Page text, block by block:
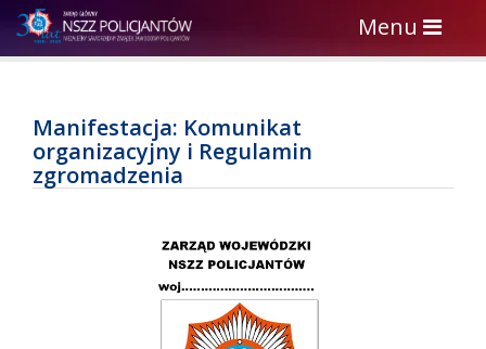
Toggle
navigation
Menu
Manifestacja: Komunikat
organizacyjny i Regulamin
zgromadzenia